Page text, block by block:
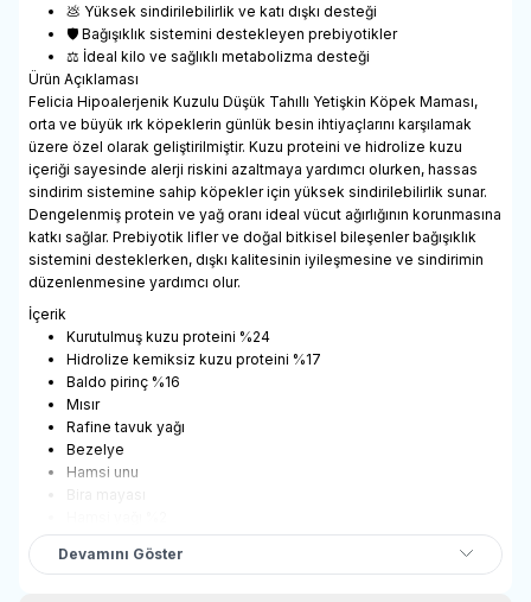
💩 Yüksek sindirilebilirlik ve katı dışkı desteği
🛡️ Bağışıklık sistemini destekleyen prebiyotikler
⚖️ İdeal kilo ve sağlıklı metabolizma desteği
Ürün Açıklaması
Felicia Hipoalerjenik Kuzulu Düşük Tahıllı Yetişkin Köpek Maması,
orta ve büyük ırk köpeklerin günlük besin ihtiyaçlarını karşılamak
üzere özel olarak geliştirilmiştir. Kuzu proteini ve hidrolize kuzu
içeriği sayesinde alerji riskini azaltmaya yardımcı olurken, hassas
sindirim sistemine sahip köpekler için yüksek sindirilebilirlik sunar.
Dengelenmiş protein ve yağ oranı ideal vücut ağırlığının korunmasına
katkı sağlar. Prebiyotik lifler ve doğal bitkisel bileşenler bağışıklık
sistemini desteklerken, dışkı kalitesinin iyileşmesine ve sindirimin
düzenlenmesine yardımcı olur.
İçerik
Kurutulmuş kuzu proteini %24
Hidrolize kemiksiz kuzu proteini %17
Baldo pirinç %16
Mısır
Rafine tavuk yağı
Bezelye
Hamsi unu
Bira mayası
Harnup
Nükleotit maya proteini
Devamını Göster